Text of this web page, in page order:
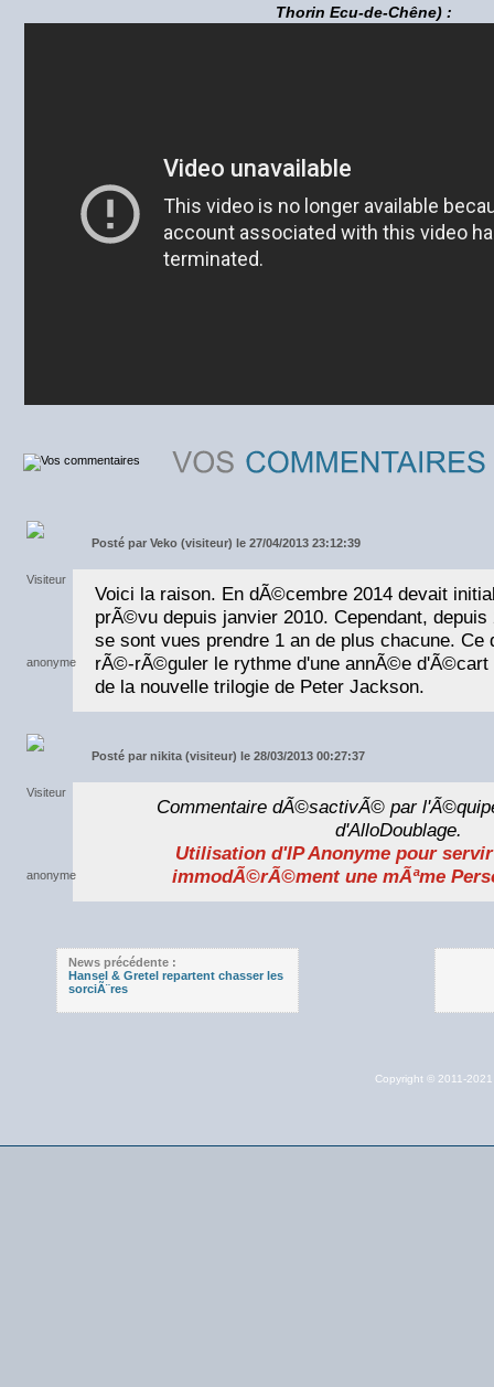
Thorin Ecu-de-Chêne) :
Posté par Veko (visiteur) le 27/04/2013 23:12:39
Voici la raison. En dÃ©cembre 2014 devait
prÃ©vu depuis janvier 2010. Cependant,
se sont vues prendre 1 an de plus chacune. Ce
rÃ©-rÃ©guler le rythme d'une annÃ©e
de la nouvelle trilogie de Peter Jackson.
Posté par nikita (visiteur) le 28/03/2013 00:27:37
Commentaire dÃ©sactivÃ© par
d'AlloDoublage.
Utilisation d'IP Anonyme pour
immodÃ©rÃ©ment une mÃªme
News précédente :
Hansel & Gretel repartent chasser les
sorciÃ¨res
Copyright © 2011-